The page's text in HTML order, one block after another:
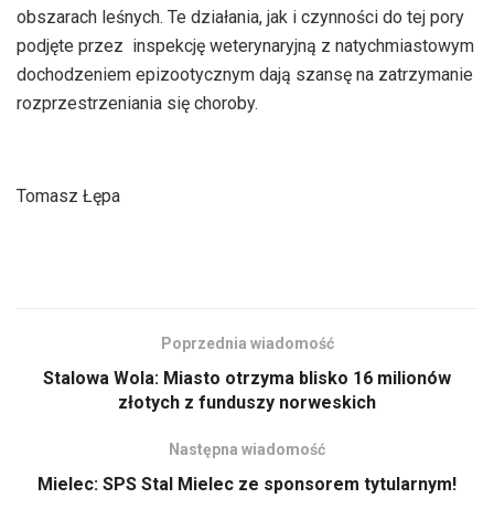
obszarach leśnych. Te działania, jak i czynności do tej pory
podjęte przez inspekcję weterynaryjną z natychmiastowym
dochodzeniem epizootycznym dają szansę na zatrzymanie
rozprzestrzeniania się choroby.
Tomasz Łępa
Poprzednia wiadomość
Stalowa Wola: Miasto otrzyma blisko 16 milionów
złotych z funduszy norweskich
Następna wiadomość
Mielec: SPS Stal Mielec ze sponsorem tytularnym!